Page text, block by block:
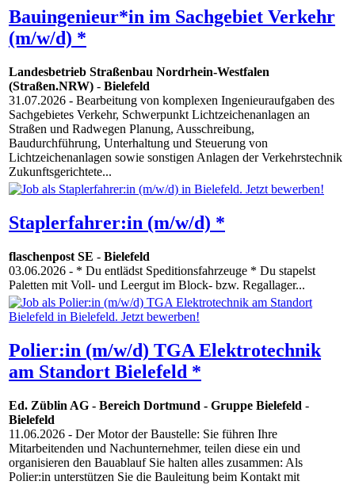
Bauingenieur*in im Sachgebiet Verkehr
(m/w/d) *
Landesbetrieb Straßenbau Nordrhein-Westfalen
(Straßen.NRW) - Bielefeld
31.07.2026 - Bearbeitung von komplexen Ingenieuraufgaben des
Sachgebietes Verkehr, Schwerpunkt Lichtzeichenanlagen an
Straßen und Radwegen Planung, Ausschreibung,
Baudurchführung, Unterhaltung und Steuerung von
Lichtzeichenanlagen sowie sonstigen Anlagen der Verkehrstechnik
Zukunftsgerichtete...
Staplerfahrer:in (m/w/d) *
flaschenpost SE - Bielefeld
03.06.2026 - * Du entlädst Speditionsfahrzeuge * Du stapelst
Paletten mit Voll- und Leergut im Block- bzw. Regallager...
Polier:in (m/w/d) TGA Elektrotechnik
am Standort Bielefeld *
Ed. Züblin AG - Bereich Dortmund - Gruppe Bielefeld -
Bielefeld
11.06.2026 - Der Motor der Baustelle: Sie führen Ihre
Mitarbeitenden und Nachunternehmer, teilen diese ein und
organisieren den Bauablauf Sie halten alles zusammen: Als
Polier:in unterstützen Sie die Bauleitung beim Kontakt mit